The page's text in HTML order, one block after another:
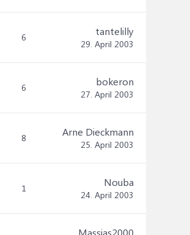
6 tantelilly
29. April 2003
6 bokeron
27. April 2003
8 Arne Dieckmann
25. April 2003
1 Nouba
24. April 2003
Massias2000